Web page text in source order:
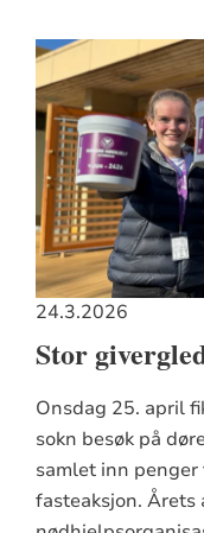
24.3.2026
Stor
Onsdag 25. april
sokn besøk på
samlet inn
fasteaksjon. Årets